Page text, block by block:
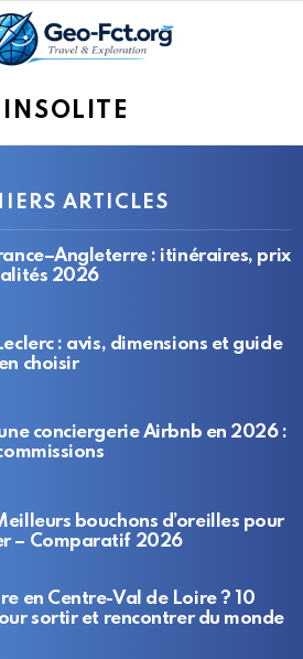
INSOLITE
ARTICLES
: itinéraires, prix
2026
: avis, dimensions et guide
choisir
conciergerie Airbnb en 2026 :
bouchons d’oreilles pour
– Comparatif 2026
en Centre-Val de Loire ? 10
sortir et rencontrer du monde